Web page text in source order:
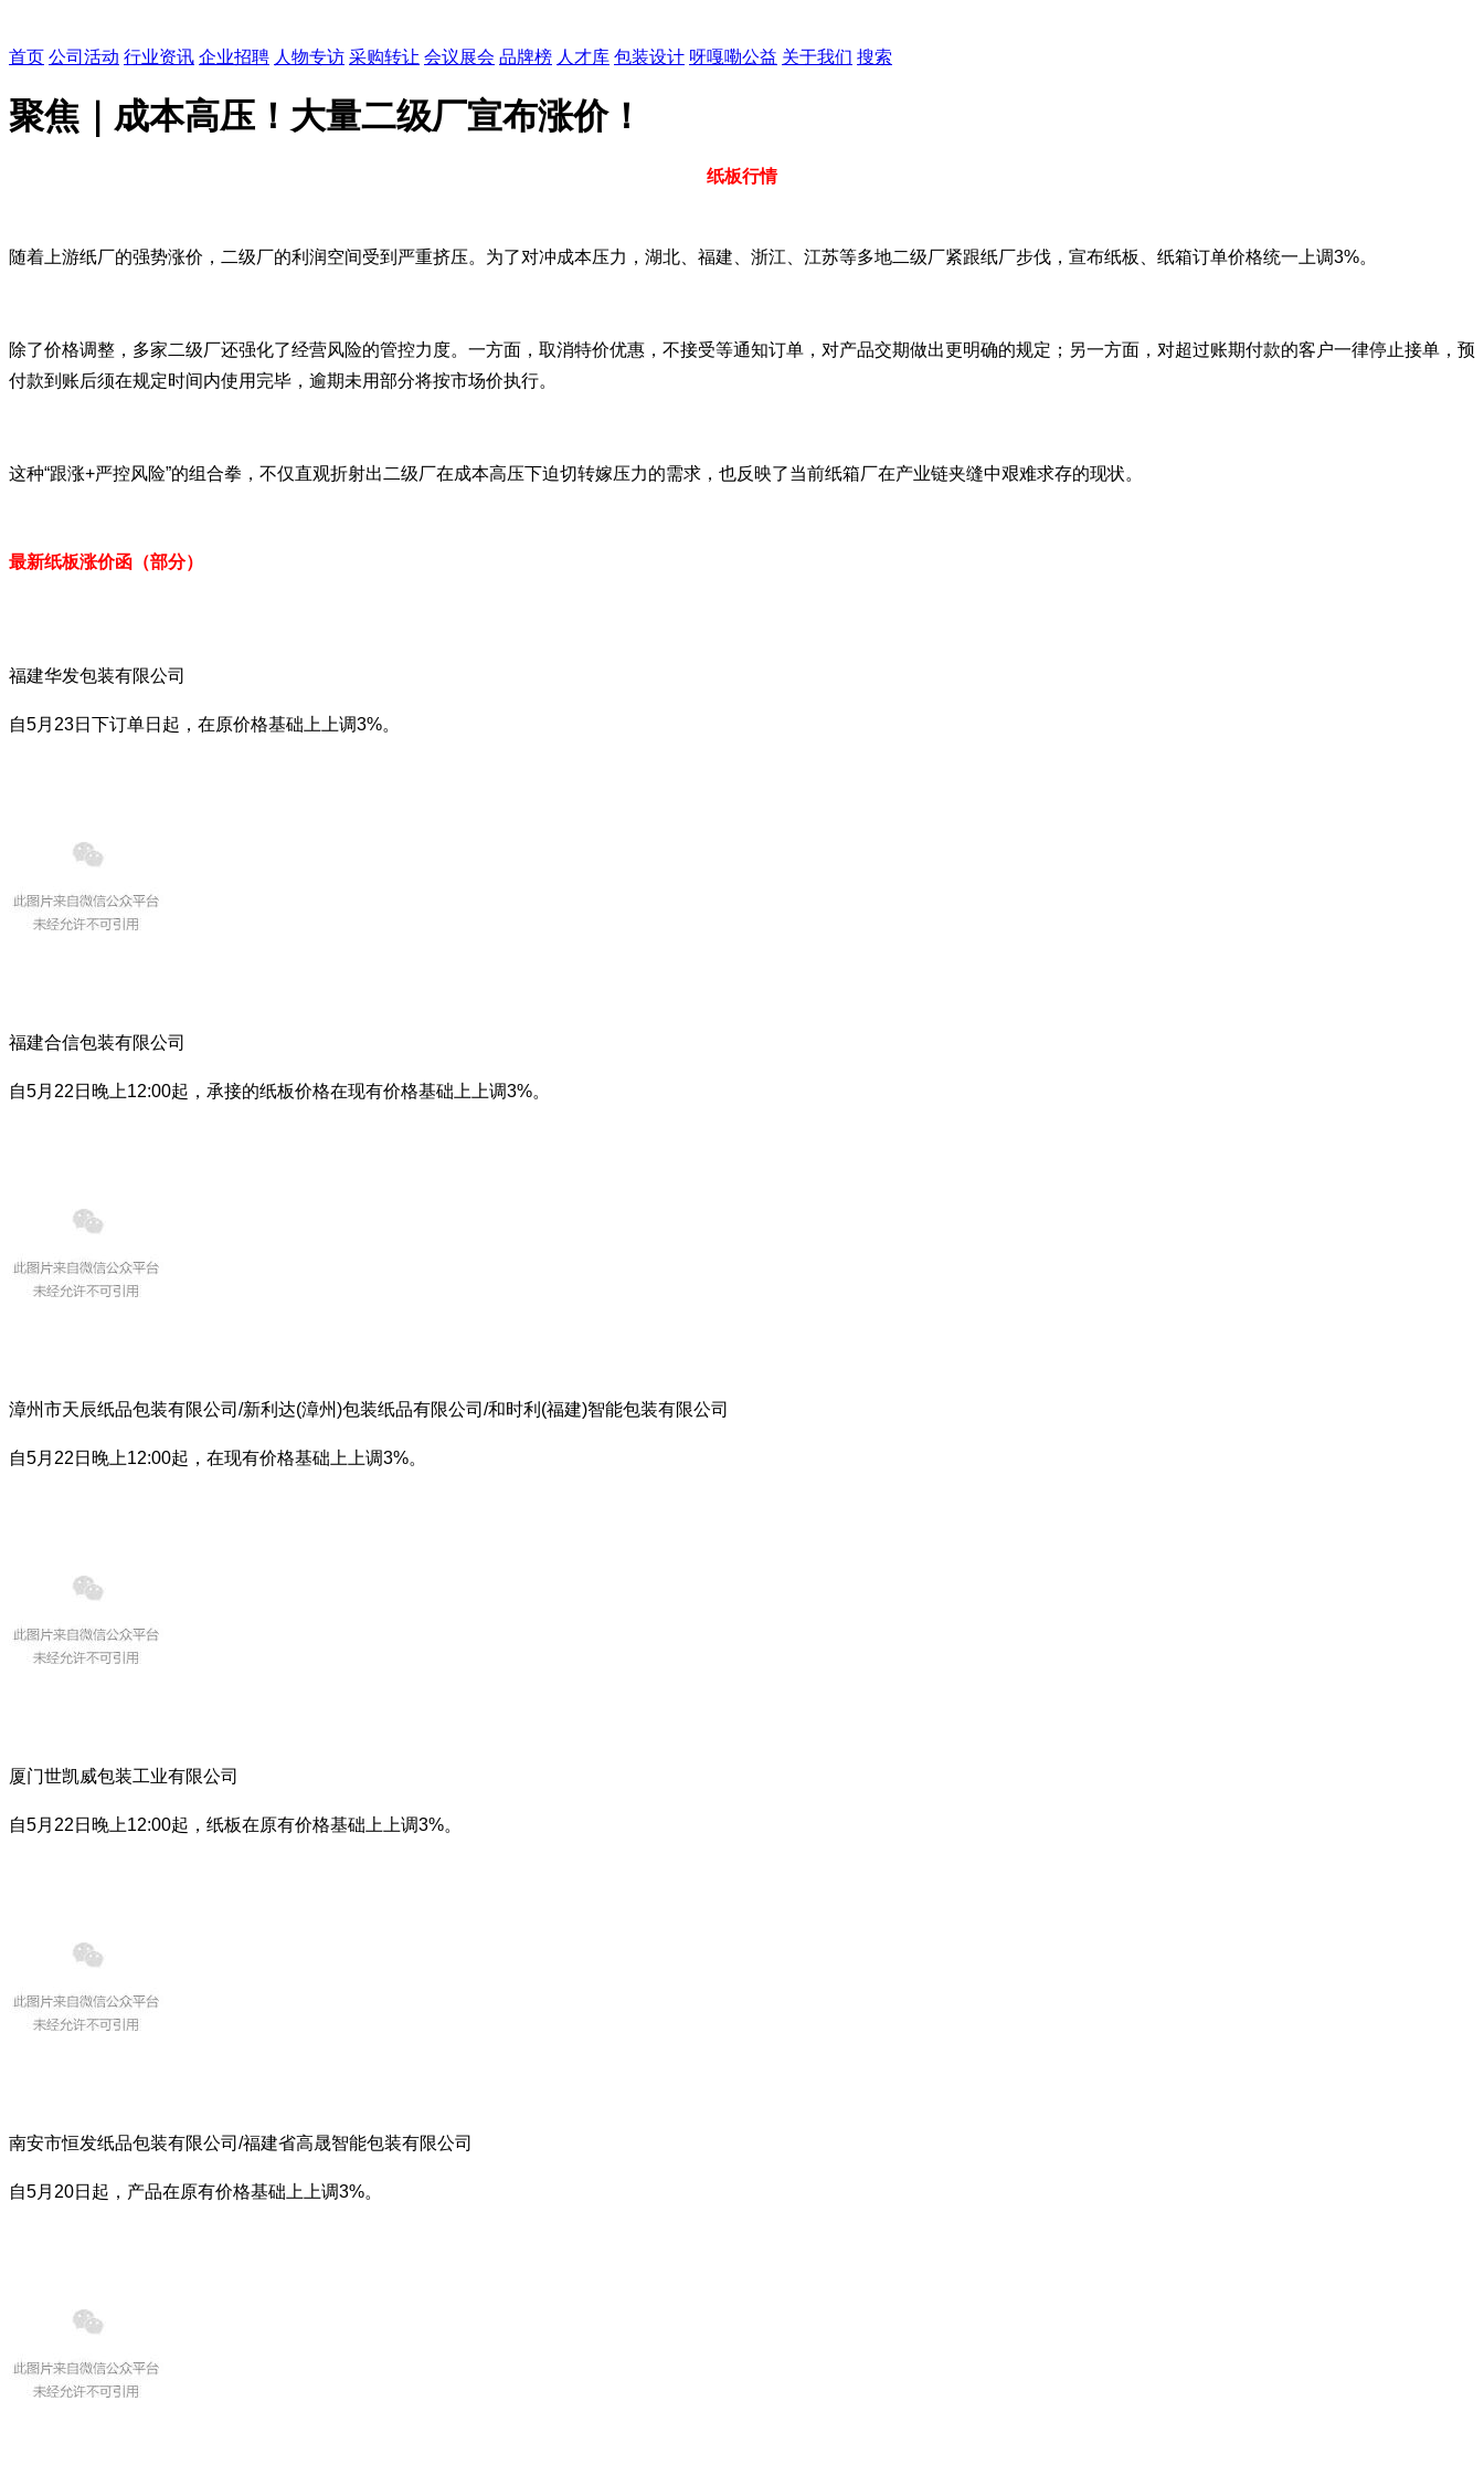
首页 公司活动 行业资讯 企业招聘 人物专访 采购转让 会议展会 品牌榜 人才库 包装设计 呀嘎嘞公益 关于我们 搜索
聚焦｜成本高压！大量二级厂宣布涨价！
纸板行情
随着上游纸厂的强势涨价，二级厂的利润空间受到严重挤压。为了对冲成本压力，湖北、福建、浙江、江苏等多地二级厂紧跟纸厂步伐，宣布纸板、纸箱订单价格统一上调3%。
除了价格调整，多家二级厂还强化了经营风险的管控力度。一方面，取消特价优惠，不接受等通知订单，对产品交期做出更明确的规定；另一方面，对超过账期付款的客户一律停止接单，预
付款到账后须在规定时间内使用完毕，逾期未用部分将按市场价执行。
这种“跟涨+严控风险”的组合拳，不仅直观折射出二级厂在成本高压下迫切转嫁压力的需求，也反映了当前纸箱厂在产业链夹缝中艰难求存的现状。
最新纸板涨价函（部分）
福建华发包装有限公司
自5月23日下订单日起，在原价格基础上上调3%。
福建合信包装有限公司
自5月22日晚上12:00起，承接的纸板价格在现有价格基础上上调3%。
漳州市天辰纸品包装有限公司/新利达(漳州)包装纸品有限公司/和时利 (福建)智能包装有限公司
自5月22日晚上12:00起，在现有价格基础上上调3%。
厦门世凯威包装工业有限公司
自5月22日晚上12:00起，纸板在原有价格基础上上调3%。
南安市恒发纸品包装有限公司/福建省高晟智能包装有限公司
自5月20日起，产品在原有价格基础上上调3%。